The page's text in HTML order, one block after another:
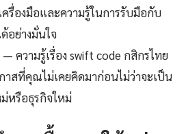
รื่องมือและความรู้ในการรับมือกับ
อย่างมั่นใจ
— ความรู้เรื่อง swift code กสิกรไทย
าสที่คุณไม่เคยคิดมาก่อนไม่ว่าจะเป็น
หรือธุรกิจใหม่